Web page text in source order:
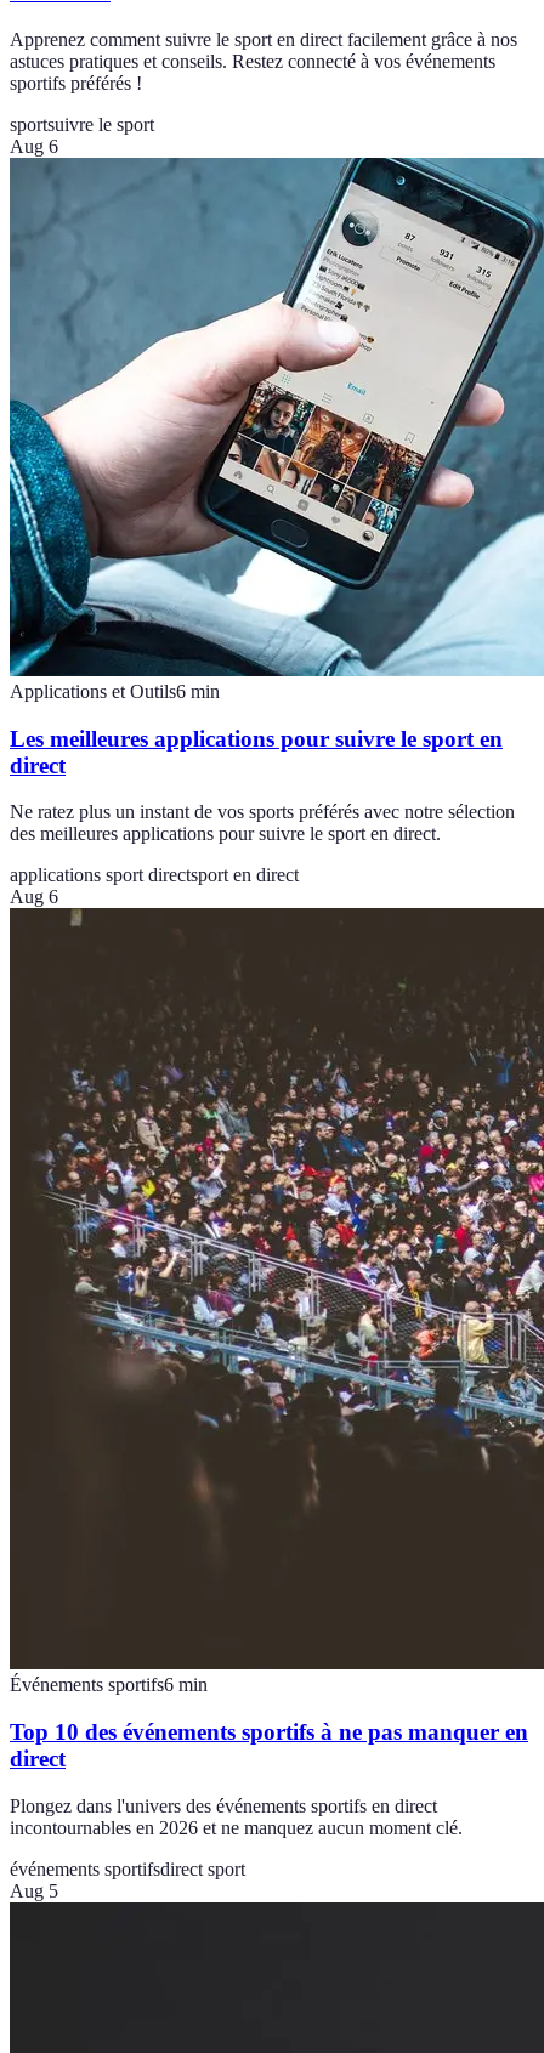
Apprenez comment suivre le sport en direct facilement grâce à nos
astuces pratiques et conseils. Restez connecté à vos événements
sportifs préférés !
sportsuivre le sport
Aug 6
Applications et Outils6 min
Les meilleures applications pour suivre le sport en
direct
Ne ratez plus un instant de vos sports préférés avec notre sélection
des meilleures applications pour suivre le sport en direct.
applications sport directsport en direct
Aug 6
Événements sportifs6 min
Top 10 des événements sportifs à ne pas manquer en
direct
Plongez dans l'univers des événements sportifs en direct
incontournables en 2026 et ne manquez aucun moment clé.
événements sportifsdirect sport
Aug 5